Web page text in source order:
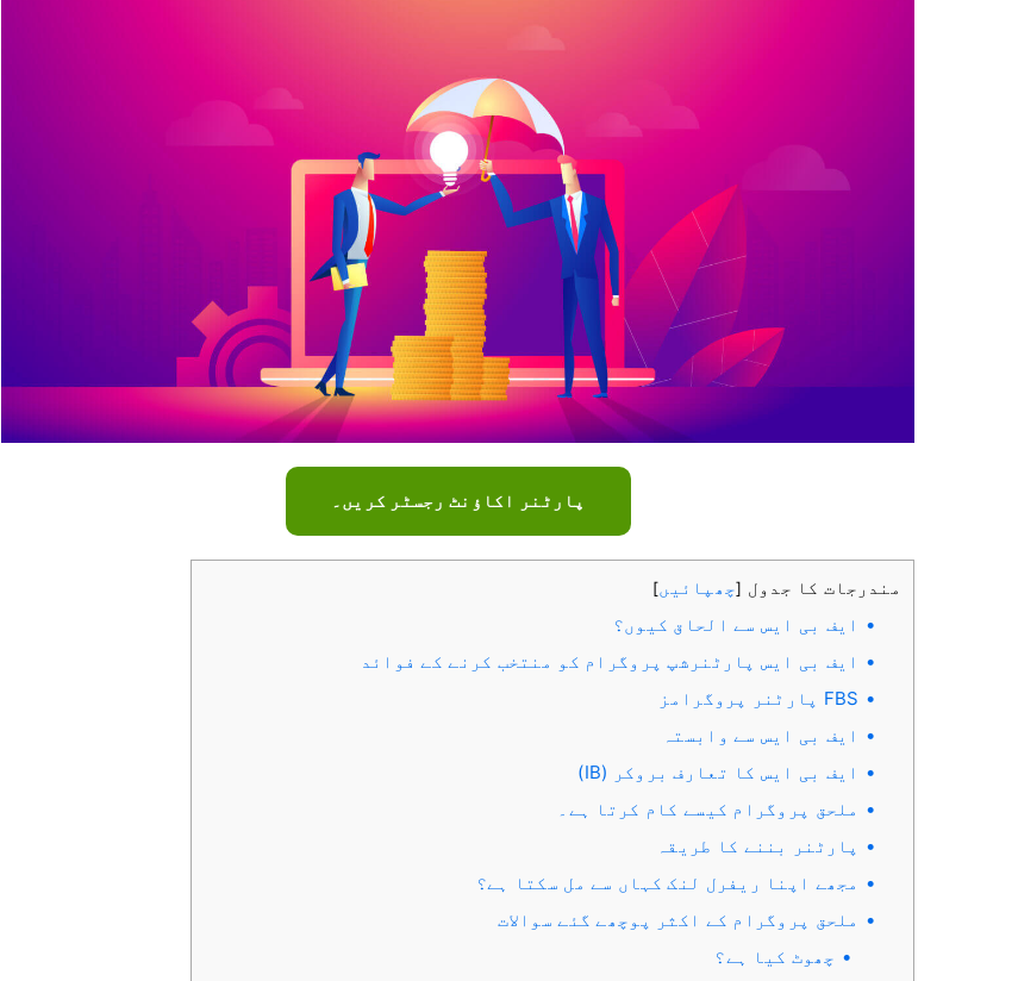
پارٹنر اکاؤنٹ رجسٹر کریں۔
مندرجات کا جدول [چھپائیں]
ایف بی ایس سے الحاق کیوں؟
ایف بی ایس پارٹنرشپ پروگرام کو منتخب کرنے کے فوائد
FBS پارٹنر پروگرامز
ایف بی ایس سے وابستہ
ایف بی ایس کا تعارف بروکر (IB)
ملحق پروگرام کیسے کام کرتا ہے۔
پارٹنر بننے کا طریقہ
مجھے اپنا ریفرل لنک کہاں سے مل سکتا ہے؟
ملحق پروگرام کے اکثر پوچھے گئے سوالات
چھوٹ کیا ہے؟